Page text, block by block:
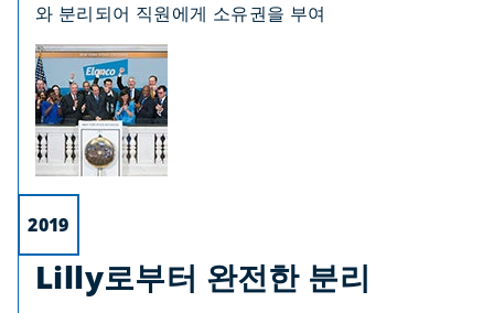
와 분리되어 직원에게 소유권을 부여
2019
Lilly로부터 완전한 분리